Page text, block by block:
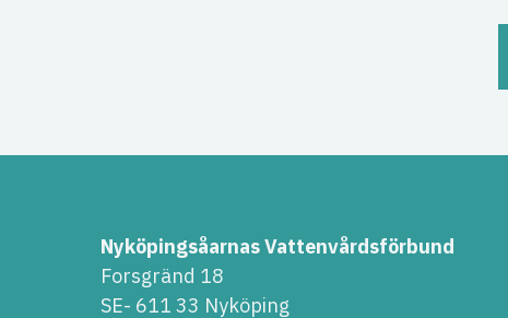
Nyköpingsåarnas Vattenvårdsförbund
Forsgränd 18
SE- 611 33 Nyköping